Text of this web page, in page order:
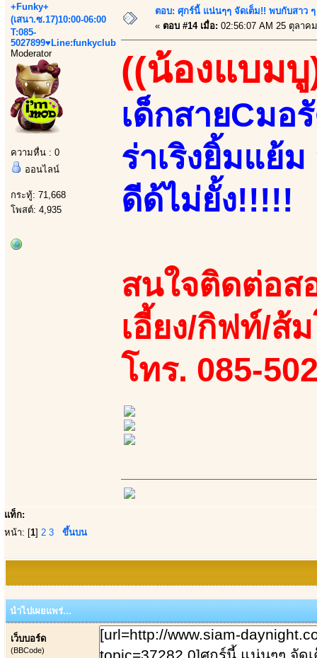
+Funky+
(เสนา.ซ.17)10:00-06:00
T:085-
5027899♥Line:funkyclub
Moderator
ความหื่น : 0
ออนไลน์
กระทู้: 71,668
โพสต์: 4,935
ตอบ: ศุกร์นี้ แน่นๆๆ จัดเต็ม!! พบกับสาว
« ตอบ #14 เมื่อ: 02:56:07 AM 25 ตุลาค
((น้องแบมบู
เด็กสายCม
ร่าเริงยิ้มแย้
ดีด้ไม่ยั้ง!!!!!
สนใจติดต่อส
เอี้ยง/กิฟท์/ส้
โทร. 085-
แท็ก:
หน้า: [1] 2 3 ขึ้นบน
นำไปเผยแพร่...
เว็บบอร์ด
(BBCode)